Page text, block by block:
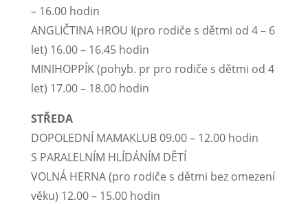
– 16.00 hodin
ANGLIČTINA HROU I(pro rodiče s dětmi od 4 – 6
let) 16.00 – 16.45 hodin
MINIHOPPÍK (pohyb. pr pro rodiče s dětmi od 4
let) 17.00 – 18.00 hodin
STŘEDA
DOPOLEDNÍ MAMAKLUB 09.00 – 12.00 hodin
S PARALELNÍM HLÍDÁNÍM DĚTÍ
VOLNÁ HERNA (pro rodiče s dětmi bez omezení
věku) 12.00 – 15.00 hodin